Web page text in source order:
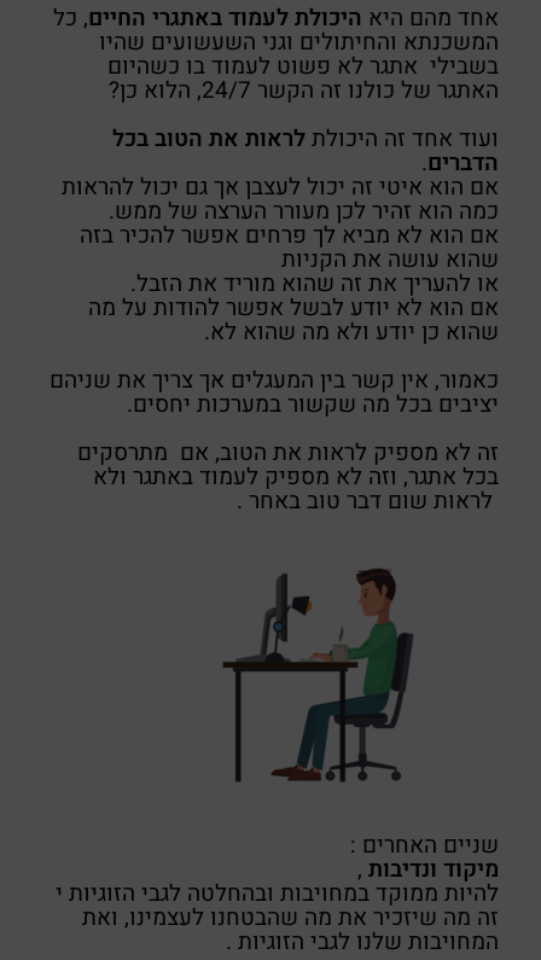
אחד מהם היא היכולת לעמוד באתגרי החיים, כל
המשכנתא והחיתולים וגני השעשועים שהיו
בשבילי אתגר לא פשוט לעמוד בו כשהיום
האתגר של כולנו זה הקשר 24/7, הלוא כן?
ועוד אחד זה היכולתלראות את הטוב בכל
הדברים.
אם הוא איטי זה יכול לעצבן אך גם יכול להראות
כמה הוא זהיר לכן מעורר הערצה של ממש.
אם הוא לא מביא לך פרחים אפשר להכיר בזה
שהוא עושה את הקניות
או להעריך את זה שהוא מוריד את הזבל.
אם הוא לא יודע לבשל אפשר להודות על מה
שהוא כן יודע ולא מה שהוא לא.
כאמור, אין קשר בין המעגלים אך צריך את שניהם
יציבים בכל מה שקשור במערכות יחסים.
זה לא מספיק לראות את הטוב, אם מתרסקים
בכל אתגר, וזה לא מספיק לעמוד באתגר ולא
לראות שום דבר טוב באחר .
שניים האחרים :
מיקוד ונדיבות ,
להיות ממוקד במחויבות ובהחלטה לגבי הזוגיות י
זה מה שיזכיר את מה שהבטחנו לעצמינו, ואת
המחויבות שלנו לגבי הזוגיות .